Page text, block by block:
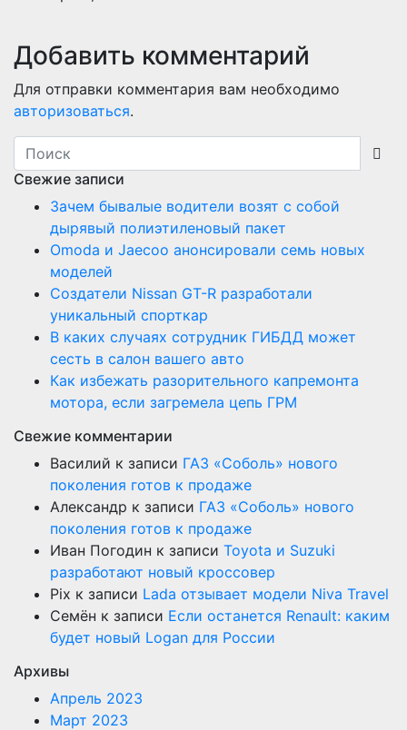
Добавить комментарий
Для отправки комментария вам необходимо
авторизоваться.
Свежие записи
Зачем бывалые водители возят с собой
дырявый полиэтиленовый пакет
Оmoda и Jaecoo анонсировали семь новых
моделей
Создатели Nissan GT-R разработали
уникальный спорткар
В каких случаях сотрудник ГИБДД может
сесть в салон вашего авто
Как избежать разорительного капремонта
мотора, если загремела цепь ГРМ
Свежие комментарии
Василий к записи ГАЗ «Соболь» нового
поколения готов к продаже
Александр к записи ГАЗ «Соболь» нового
поколения готов к продаже
Иван Погодин к записи Toyota и Suzuki
разработают новый кроссовер
Pix к записи Lada отзывает модели Niva Travel
Семён к записи Если останется Renault: каким
будет новый Logan для России
Архивы
Апрель 2023
Март 2023